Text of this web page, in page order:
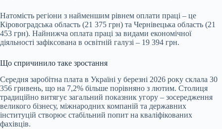
Натомість регіони з найменшим рівнем оплати праці – це
Кіровоградська область (21 375 грн) та Чернівецька область (21
453 грн). Найнижча оплата праці за видами економічної
діяльності зафіксована в освітній галузі – 19 394 грн.
Що спричинило таке зростання
Середня заробітна плата в Україні у березні 2026 року склала 30
356 гривень, що на 7,2% більше порівняно з лютим. Столиця
традиційно витягує загальний показник угору – зосередження
великого бізнесу, міжнародних компаній та державних
інституцій створює стабільний попит на кваліфікованих
фахівців.